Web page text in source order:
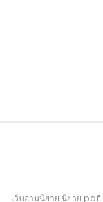
เว็บอ่านนิยาย นิยาย pdf